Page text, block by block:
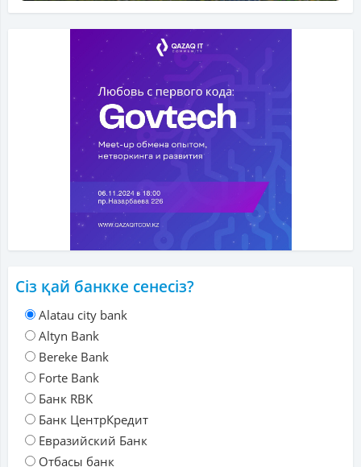
Сіз қай банкке сенесіз?
Alatau city bank
Altyn Bank
Bereke Bank
Forte Bank
Банк RBK
Банк ЦентрКредит
Евразийский Банк
Отбасы банк